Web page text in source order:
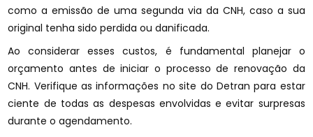
como a emissão de uma segunda via da CNH, caso a sua
original tenha sido perdida ou danificada.
Ao considerar esses custos, é fundamental planejar o
orçamento antes de iniciar o processo de renovação da
CNH. Verifique as informações no site do Detran para estar
ciente de todas as despesas envolvidas e evitar surpresas
durante o agendamento.